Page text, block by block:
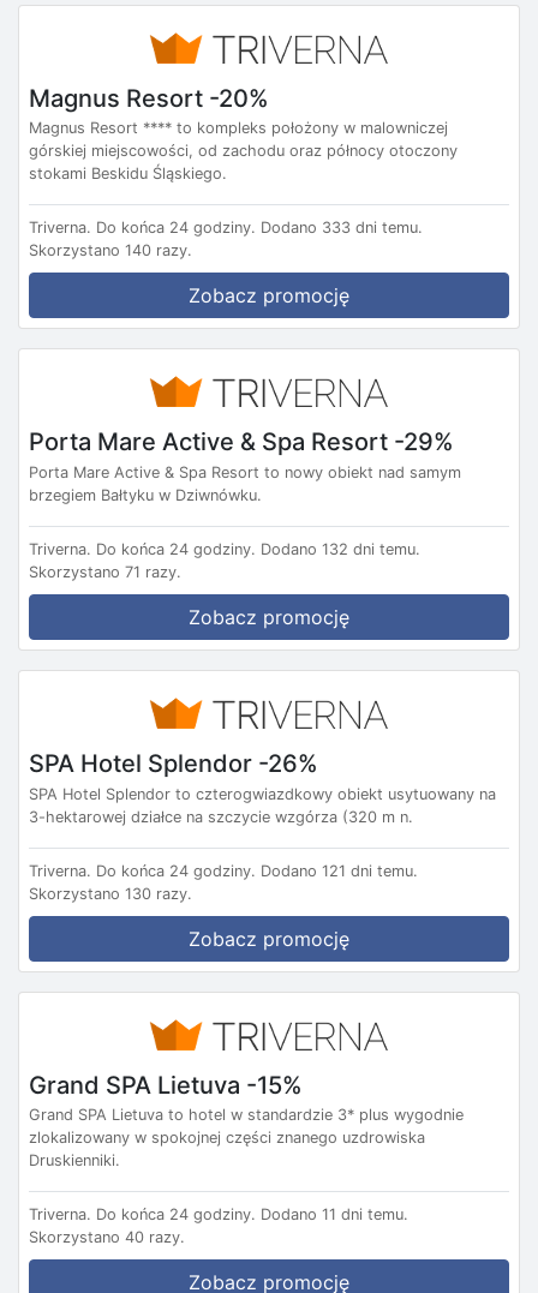
Magnus Resort -20%
Magnus Resort **** to kompleks położony w malowniczej
górskiej miejscowości, od zachodu oraz północy otoczony
stokami Beskidu Śląskiego.
Triverna. Do końca 24 godziny. Dodano 333 dni temu.
Skorzystano 140 razy.
Zobacz promocję
Porta Mare Active & Spa Resort -29%
Porta Mare Active & Spa Resort to nowy obiekt nad samym
brzegiem Bałtyku w Dziwnówku.
Triverna. Do końca 24 godziny. Dodano 132 dni temu.
Skorzystano 71 razy.
Zobacz promocję
SPA Hotel Splendor -26%
SPA Hotel Splendor to czterogwiazdkowy obiekt usytuowany na
3-hektarowej działce na szczycie wzgórza (320 m n.
Triverna. Do końca 24 godziny. Dodano 121 dni temu.
Skorzystano 130 razy.
Zobacz promocję
Grand SPA Lietuva -15%
Grand SPA Lietuva to hotel w standardzie 3* plus wygodnie
zlokalizowany w spokojnej części znanego uzdrowiska
Druskienniki.
Triverna. Do końca 24 godziny. Dodano 11 dni temu.
Skorzystano 40 razy.
Zobacz promocję